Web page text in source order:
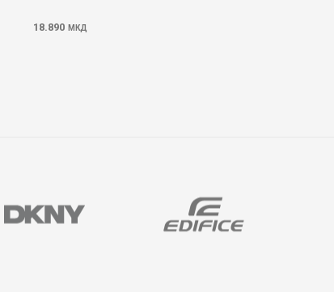
18.890 МКД